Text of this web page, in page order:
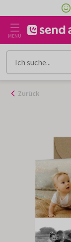
Inhalt
gehen
MENÜ
Zurück